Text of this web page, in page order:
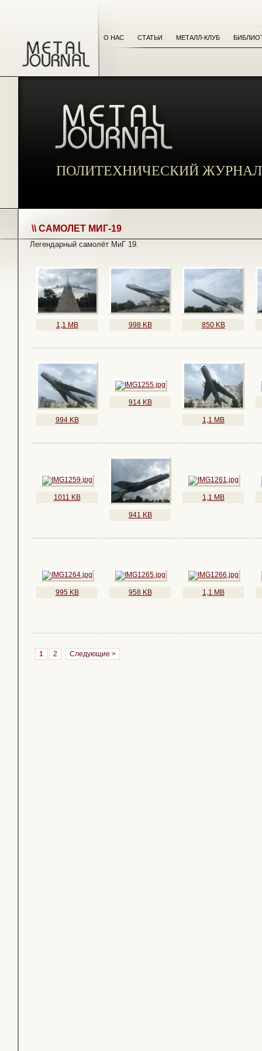
О НАС СТАТЬИ МЕТАЛЛ-КЛУБ
ПОЛИТЕХНИЧЕСКИЙ ЖУРНАЛ
\\ САМОЛЕТ МИГ-19
Легендарный самолёт МиГ 19.
1,1 MB 998 KB 850 KB
994 KB
914 KB
1,1 MB
1011 KB
941 KB
1,1 MB
995 KB 958 KB 1,1 MB
1 2 Следующие >